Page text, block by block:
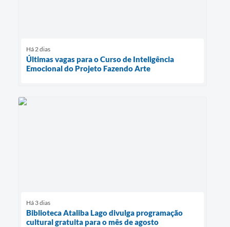
Há 2 dias
Últimas vagas para o Curso de Inteligência
Emocional do Projeto Fazendo Arte
Há 3 dias
Biblioteca Ataliba Lago divulga programação
cultural gratuita para o mês de agosto